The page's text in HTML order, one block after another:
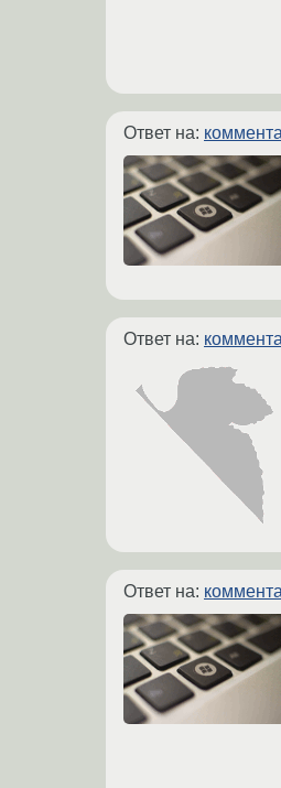
Ответ на:
Ответ на:
Ответ на: